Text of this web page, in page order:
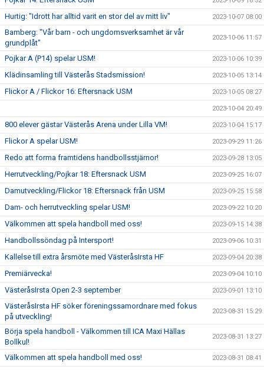
Hurtig: "Idrott har alltid varit en stor del av mitt liv" 2023-10-07 08:00
Bamberg: "Vår barn - och ungdomsverksamhet är vår
grundplåt"
2023-10-06 11:57
Pojkar A (P14) spelar USM! 2023-10-06 10:39
Klädinsamling till Västerås Stadsmission! 2023-10-05 13:14
Flickor A / Flickor 16: Eftersnack USM 2023-10-05 08:27
2023-10-04 20:49
800 elever gästar Västerås Arena under Lilla VM! 2023-10-04 15:17
Flickor A spelar USM! 2023-09-29 11:26
Redo att forma framtidens handbollsstjärnor! 2023-09-28 13:05
Herrutveckling/Pojkar 18: Eftersnack USM 2023-09-25 16:07
Damutveckling/Flickor 18: Eftersnack från USM 2023-09-25 15:58
Dam- och herrutveckling spelar USM! 2023-09-22 10:20
Välkommen att spela handboll med oss! 2023-09-15 14:38
Handbollssöndag på Intersport! 2023-09-06 10:31
Kallelse till extra årsmöte med VästeråsIrsta HF 2023-09-04 20:38
Premiärvecka! 2023-09-04 10:10
VästeråsIrsta Open 2-3 september 2023-09-01 13:10
VästeråsIrsta HF söker föreningssamordnare med fokus
på utveckling!
2023-08-31 15:29
Börja spela handboll - Välkommen till ICA Maxi Hällas
Bollkul!
2023-08-31 13:27
Välkommen att spela handboll med oss! 2023-08-31 08:41